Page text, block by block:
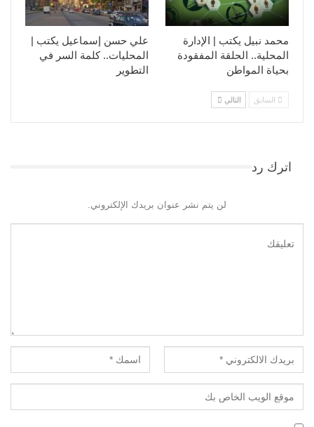
علي حسن إسماعيل يكتب |
المحليات.. كلمة السر في
التطوير​
محمد نبيل يكتب | الإدارة
المحلية.. الحلقة المفقودة
بحياة المواطن
السابق التالي
اترك رد
لن يتم نشر عنوان بريدك الإلكتروني.